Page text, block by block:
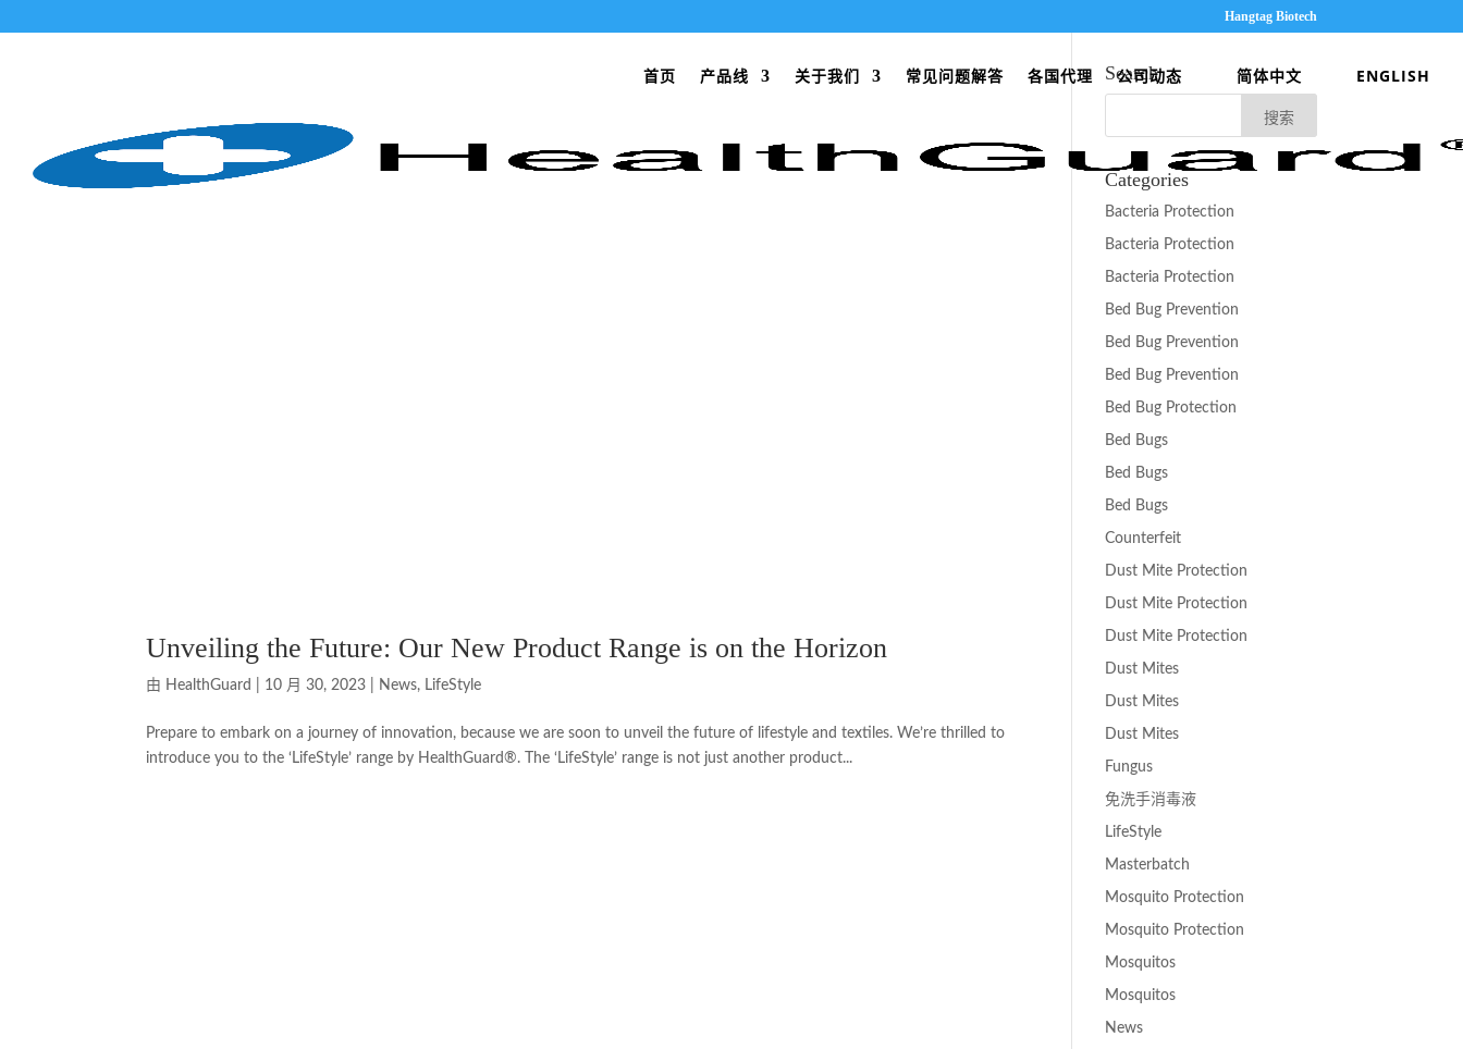
Hangtag Biotech
首页 产品线 关于我们 常见问题解答 各国代理 公司动态 简体中文 ENGLISH
Unveiling the Future: Our New Product Range is on the Horizon
由 HealthGuard 10 月 30, 2023 News, LifeStyle
Prepare to embark on a journey of innovation, because we are soon to unveil the future of lifestyle and textiles. We’re thrilled to
introduce you to the ‘LifeStyle’ range by HealthGuard®. The ‘LifeStyle’ range is not just another product...
Search
Categories
Bacteria Protection
Bacteria Protection
Bacteria Protection
Bed Bug Prevention
Bed Bug Prevention
Bed Bug Prevention
Bed Bug Protection
Bed Bugs
Bed Bugs
Bed Bugs
Counterfeit
Dust Mite Protection
Dust Mite Protection
Dust Mite Protection
Dust Mites
Dust Mites
Dust Mites
Fungus
免洗手消毒液
LifeStyle
Masterbatch
Mosquito Protection
Mosquito Protection
Mosquitos
Mosquitos
News